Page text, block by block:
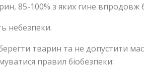
85-100% з яких гине впродовж
небезпеки.
тварин та не допустити
правил біобезпеки: